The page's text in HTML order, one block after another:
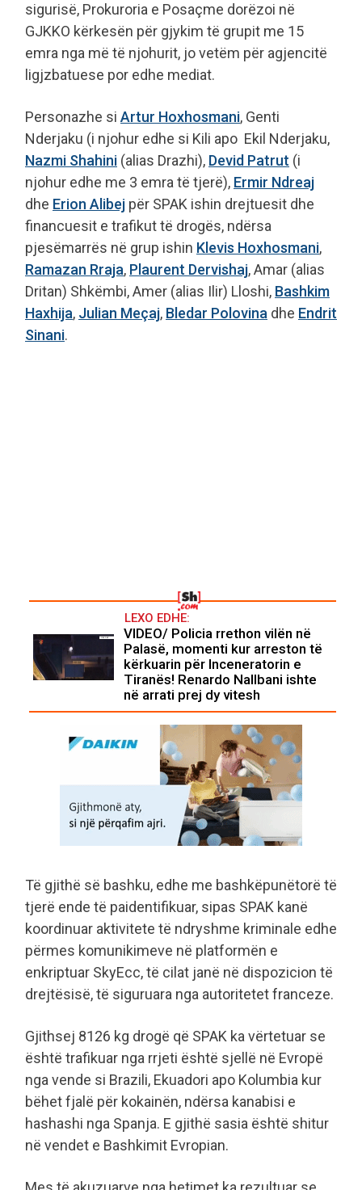
sigurisë, Prokuroria e Posaçme dorëzoi në
GJKKO kërkesën për gjykim të grupit me 15
emra nga më të njohurit, jo vetëm për agjencitë
ligjzbatuese por edhe mediat.
Personazhe si Artur Hoxhosmani, Genti
Nderjaku (i njohur edhe si Kili apo Ekil Nderjaku,
Nazmi Shahini (alias Drazhi), Devid Patrut (i
njohur edhe me 3 emra të tjerë), Ermir Ndreaj
dhe Erion Alibej për SPAK ishin drejtuesit dhe
financuesit e trafikut të drogës, ndërsa
pjesëmarrës në grup ishin Klevis Hoxhosmani,
Ramazan Rraja, Plaurent Dervishaj, Amar (alias
Dritan) Shkëmbi, Amer (alias Ilir) Lloshi, Bashkim
Haxhija, Julian Meçaj, Bledar Polovina dhe Endrit
Sinani.
LEXO EDHE:
VIDEO/ Policia rrethon vilën në
Palasë, momenti kur arreston të
kërkuarin për Inceneratorin e
Tiranës! Renardo Nallbani ishte
në arrati prej dy vitesh
Të gjithë së bashku, edhe me bashkëpunëtorë të
tjerë ende të paidentifikuar, sipas SPAK kanë
koordinuar aktivitete të ndryshme kriminale edhe
përmes komunikimeve në platformën e
enkriptuar SkyEcc, të cilat janë në dispozicion të
drejtësisë, të siguruara nga autoritetet franceze.
Gjithsej 8126 kg drogë që SPAK ka vërtetuar se
është trafikuar nga rrjeti është sjellë në Evropë
nga vende si Brazili, Ekuadori apo Kolumbia kur
bëhet fjalë për kokainën, ndërsa kanabisi e
hashashi nga Spanja. E gjithë sasia është shitur
në vendet e Bashkimit Evropian.